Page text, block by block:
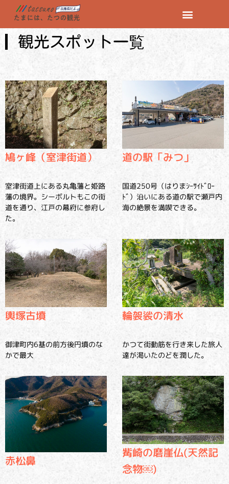
観光スポット一覧
鳩ヶ峰（室津街道）
室津街道上にある丸亀藩と姫路
藩の境界。シーボルトもこの街
道を通り、江戸の幕府に参府し
た。
道の駅「みつ」
国道250号（はりまｼｰｻｲﾄﾞﾛｰ
ﾄﾞ）沿いにある道の駅で瀬戸内
海の絶景を満喫できる。
輿塚古墳
御津町内6基の前方後円墳のな
かで最大
輪袈裟の清水
かつて街動筋を行き来した旅人
達が渇いたのどを潤した。
赤松鼻
觜崎の磨崖仏(天然記
念物￼)